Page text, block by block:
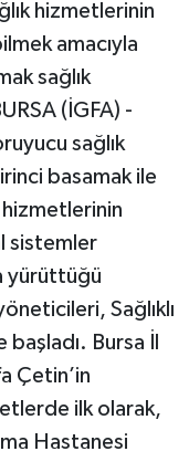
hizmetlerinin
amacıyla
sağlık
(İGFA) -
sağlık
basamak ile
hizmetlerinin
sistemler
yürüttüğü
Sağlıklı
Bursa İl
Çetin’in
ilk olarak,
Hastanesi